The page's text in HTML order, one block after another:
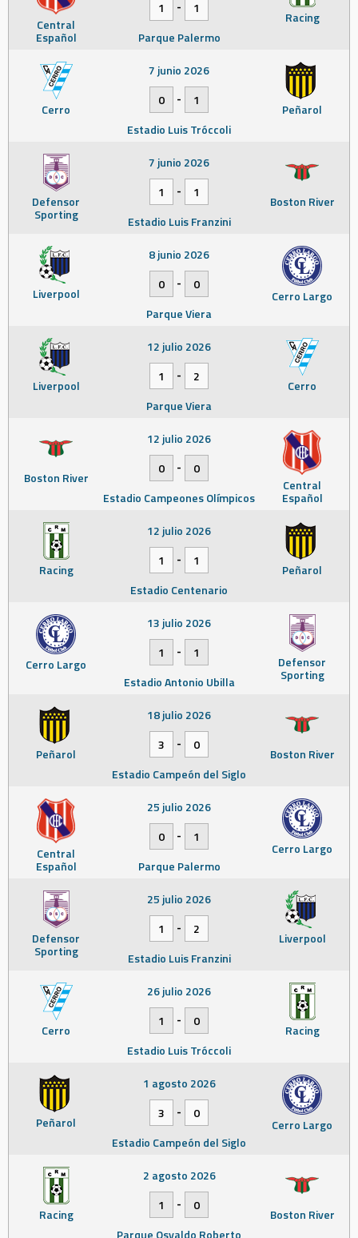
Central
Español
Racing
1
-
1
Parque Palermo
Cerro Peñarol
7 junio 2026
0
-
1
Estadio Luis Tróccoli
Defensor
Sporting
Boston River
7 junio 2026
1
-
1
Estadio Luis Franzini
Liverpool Cerro Largo
8 junio 2026
0
-
0
Parque Viera
Liverpool Cerro
12 julio 2026
1
-
2
Parque Viera
Boston River Central
Español
12 julio 2026
0
-
0
Estadio Campeones Olímpicos
Racing Peñarol
12 julio 2026
1
-
1
Estadio Centenario
Cerro Largo Defensor
Sporting
13 julio 2026
1
-
1
Estadio Antonio Ubilla
Peñarol Boston River
18 julio 2026
3
-
0
Estadio Campeón del Siglo
Central
Español
Cerro Largo
25 julio 2026
0
-
1
Parque Palermo
Defensor
Sporting
Liverpool
25 julio 2026
1
-
2
Estadio Luis Franzini
Cerro Racing
26 julio 2026
1
-
0
Estadio Luis Tróccoli
Peñarol Cerro Largo
1 agosto 2026
3
-
0
Estadio Campeón del Siglo
Racing Boston River
2 agosto 2026
1
-
0
Parque Osvaldo Roberto